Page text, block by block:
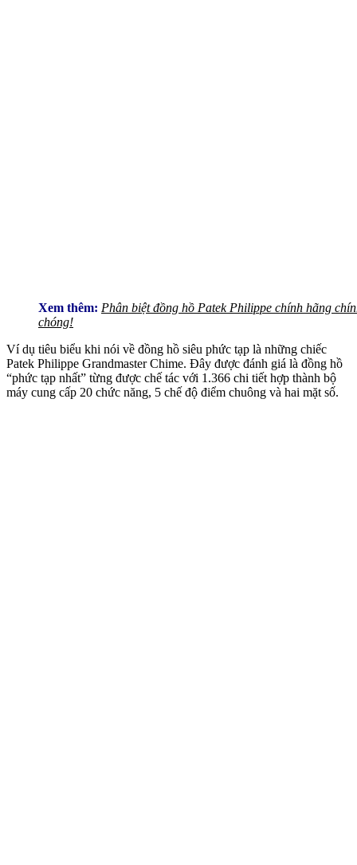
Xem thêm: Phân biệt đồng hồ Patek Philippe chính hãng
chóng!
Ví dụ tiêu biểu khi nói về đồng hồ siêu phức tạp là những chiếc
Patek Philippe Grandmaster Chime. Đây được đánh giá là đồng hồ
“phức tạp nhất” từng được chế tác với 1.366 chi tiết hợp thành bộ
máy cung cấp 20 chức năng, 5 chế độ điểm chuông và hai mặt số.